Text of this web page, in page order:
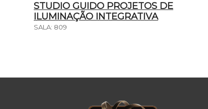
STUDIO GUIDO PROJETOS DE
ILUMINAÇÃO INTEGRATIVA
SALA: 809